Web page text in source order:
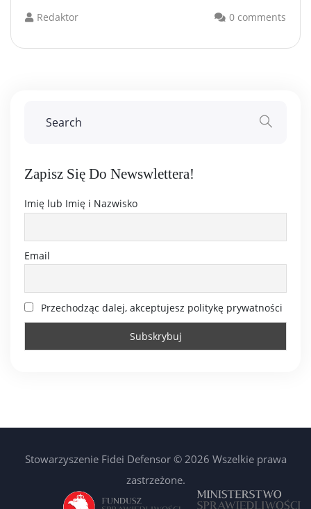
Redaktor 0 comments
Zapisz Się Do Newswlettera!
Imię lub Imię i Nazwisko
Email
Przechodząc dalej, akceptujesz politykę prywatności
Stowarzyszenie Fidei Defensor © 2026 Wszelkie prawa
zastrzeżone.